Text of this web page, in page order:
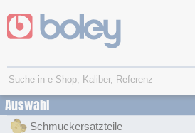
Auswahl
Schmuckersatzteile